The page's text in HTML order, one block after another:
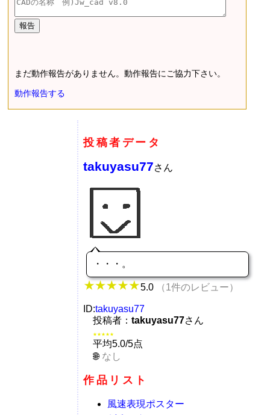
まだ動作報告がありません。動作報告にご協力下さい。
動作報告する
投稿者データ
takuyasu77さん
・・・。
5.0 （1件のレビュー）
ID:takuyasu77
投稿者： takuyasu77さん
★★★★★
平均5.0/5点
なし
作品リスト
風速表現ポスター